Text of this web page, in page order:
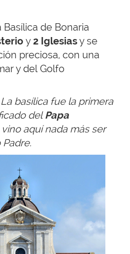
de Bonaria
y2 Iglesiasy se
preciosa, con una
y del Golfo
basílica fue la primera
delPapa
aquí nada más ser